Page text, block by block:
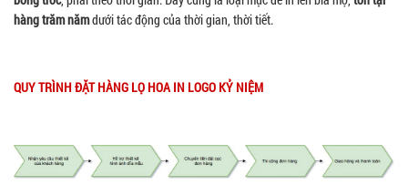
hàng trăm nămdưới tác động của thời gian, thời tiết.
QUY TRÌNH ĐẶT HÀNG LỌ HOA IN LOGO KỶ NIỆM